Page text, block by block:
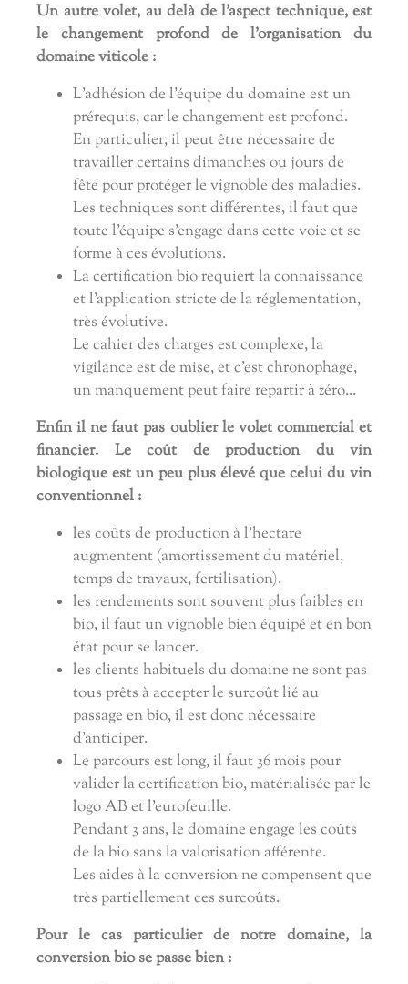
Un autre volet, au delà de l'aspect technique, est
le changement profond de l'organisation du
domaine viticole :
L'adhésion de l'équipe du domaine est un
prérequis, car le changement est profond.
En particulier, il peut être nécessaire de
travailler certains dimanches ou jours de
fête pour protéger le vignoble des maladies.
Les techniques sont différentes, il faut que
toute l'équipe s'engage dans cette voie et se
forme à ces évolutions.
La certification bio requiertla connaissance
et l'application stricte de la réglementation,
très évolutive.
Le cahier des charges est complexe, la
vigilance est de mise, et c'est chronophage,
un manquement peut faire repartir à zéro...
Enfin il ne faut pas oublier le volet commercial et
financier. Le coût de production du vin
biologique est un peu plus élevé que celui du vin
conventionnel :
les coûts de production à l'hectare
augmentent (amortissement du matériel,
temps de travaux, fertilisation).
les rendements sont souvent plus faibles en
bio, il faut un vignoble bien équipé et en bon
état pour se lancer.
les clients habituels du domaine ne sont pas
tous prêts à accepter le surcoût lié au
passage en bio, il est donc nécessaire
d'anticiper.
Le parcours est long, il faut 36 mois pour
valider la certification bio, matérialisée par le
logo AB et l'eurofeuille.
Pendant 3 ans, le domaine engage les coûts
de la bio sans la valorisation afférente.
Les aides à la conversion ne compensent que
très partiellement ces surcoûts.
Pour le cas particulier de notre domaine, la
conversion bio se passe bien :